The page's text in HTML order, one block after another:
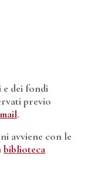
e dei fondi
previo
.
avviene con le
biblioteca